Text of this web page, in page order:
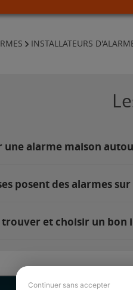
Continuer sans accepter
INSTALLATEURS
alarme maison
posent des alarmes
et choisir un bon